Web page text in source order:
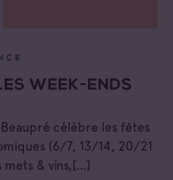
WEEK-ENDS
célèbre les fêtes
(6/7, 13/14, 20/21
& vins,[…]